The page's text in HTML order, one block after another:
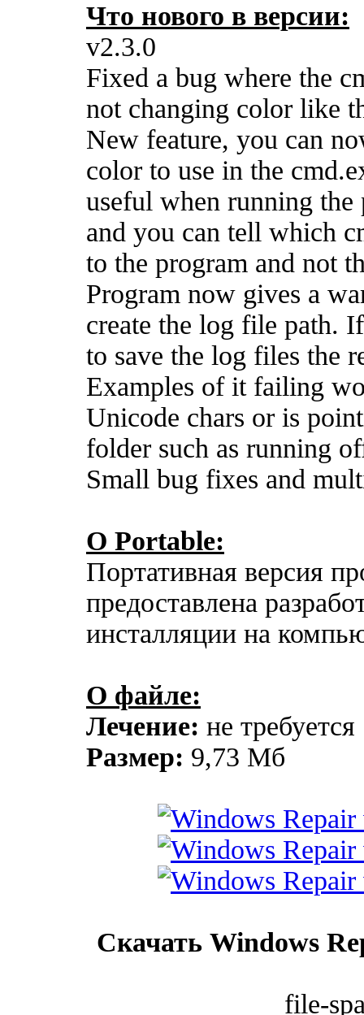
Что нового в версии:
v2.3.0
Fixed a bug where the
not changing color like
New feature, you can
color to use in the
useful when running
and you can tell which
to the program and not
Program now gives a
create the log file path.
to save the log files the
Examples of it failing
Unicode chars or is
folder such as running
Small bug fixes and
О Portable:
Портативная версия
предоставлена
инсталляции на
О файле:
Лечение: не требуется
Размер: 9,73 Мб
Скачать Windows
file-